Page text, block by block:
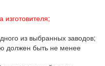
изготовителя;
из выбранных заводов;
должен быть не менее